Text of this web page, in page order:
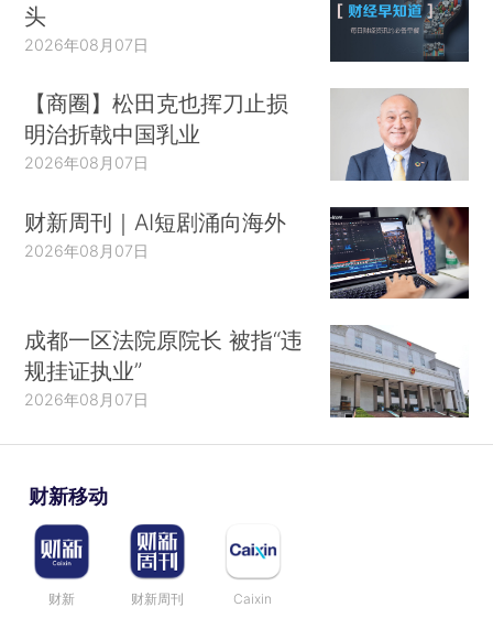
头
2026年08月07日
【商圈】松田克也挥刀止损
明治折戟中国乳业
2026年08月07日
财新周刊｜AI短剧涌向海外
2026年08月07日
成都一区法院原院长 被指“违
规挂证执业”
2026年08月07日
财新移动
财新 财新周刊 Caixin